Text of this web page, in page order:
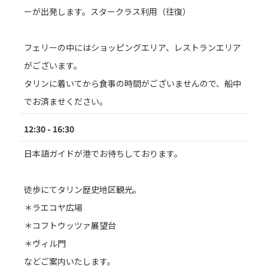
ーが出発します。スタークラス利用（往復）
フェリーの中にはショッピングエリア、レストランエリア
がございます。
タリンに着いてから食事の時間がございませんので、船中
でお済ませください。
12:30 - 16:30
日本語ガイドが港でお待ちしております。
徒歩にてタリン歴史地区観光。
＊ラエコヤ広場
＊コフトウッツァ展望台
＊ヴィル門
などご案内いたします。